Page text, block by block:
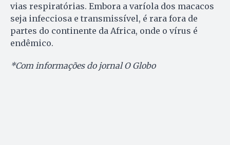
vias respiratórias. Embora a varíola dos macacos
seja infecciosa e transmissível, é rara fora de
partes do continente da Africa, onde o vírus é
endêmico.
*Com informações do jornal O Globo